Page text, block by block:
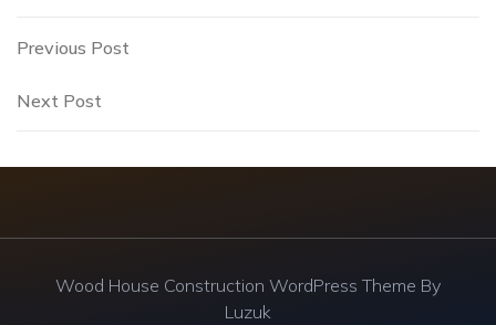
文
章
覽
Previous
Previous Post
Next
Next Post
Wood House Construction WordPress Theme By
Luzuk